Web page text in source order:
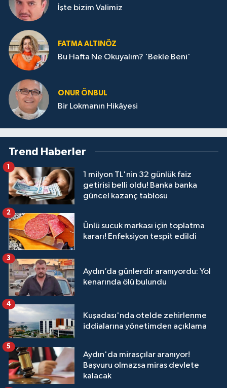
İşte bizim Valimiz
FATMA ALTINÖZ
Bu Hafta Ne Okuyalım? 'Bekle Beni'
ONUR ÖNBUL
Bir Lokmanın Hikâyesi
Trend Haberler
1 milyon TL'nin 32 günlük faiz
getirisi belli oldu! Banka banka
güncel kazanç tablosu
1
Ünlü sucuk markası için toplatma
kararı! Enfeksiyon tespit edildi
2
Aydın’da günlerdir aranıyordu: Yol
kenarında ölü bulundu
3
Kuşadası'nda otelde zehirlenme
iddialarına yönetimden açıklama
4
Aydın'da mirasçılar aranıyor!
Başvuru olmazsa miras devlete
kalacak
5